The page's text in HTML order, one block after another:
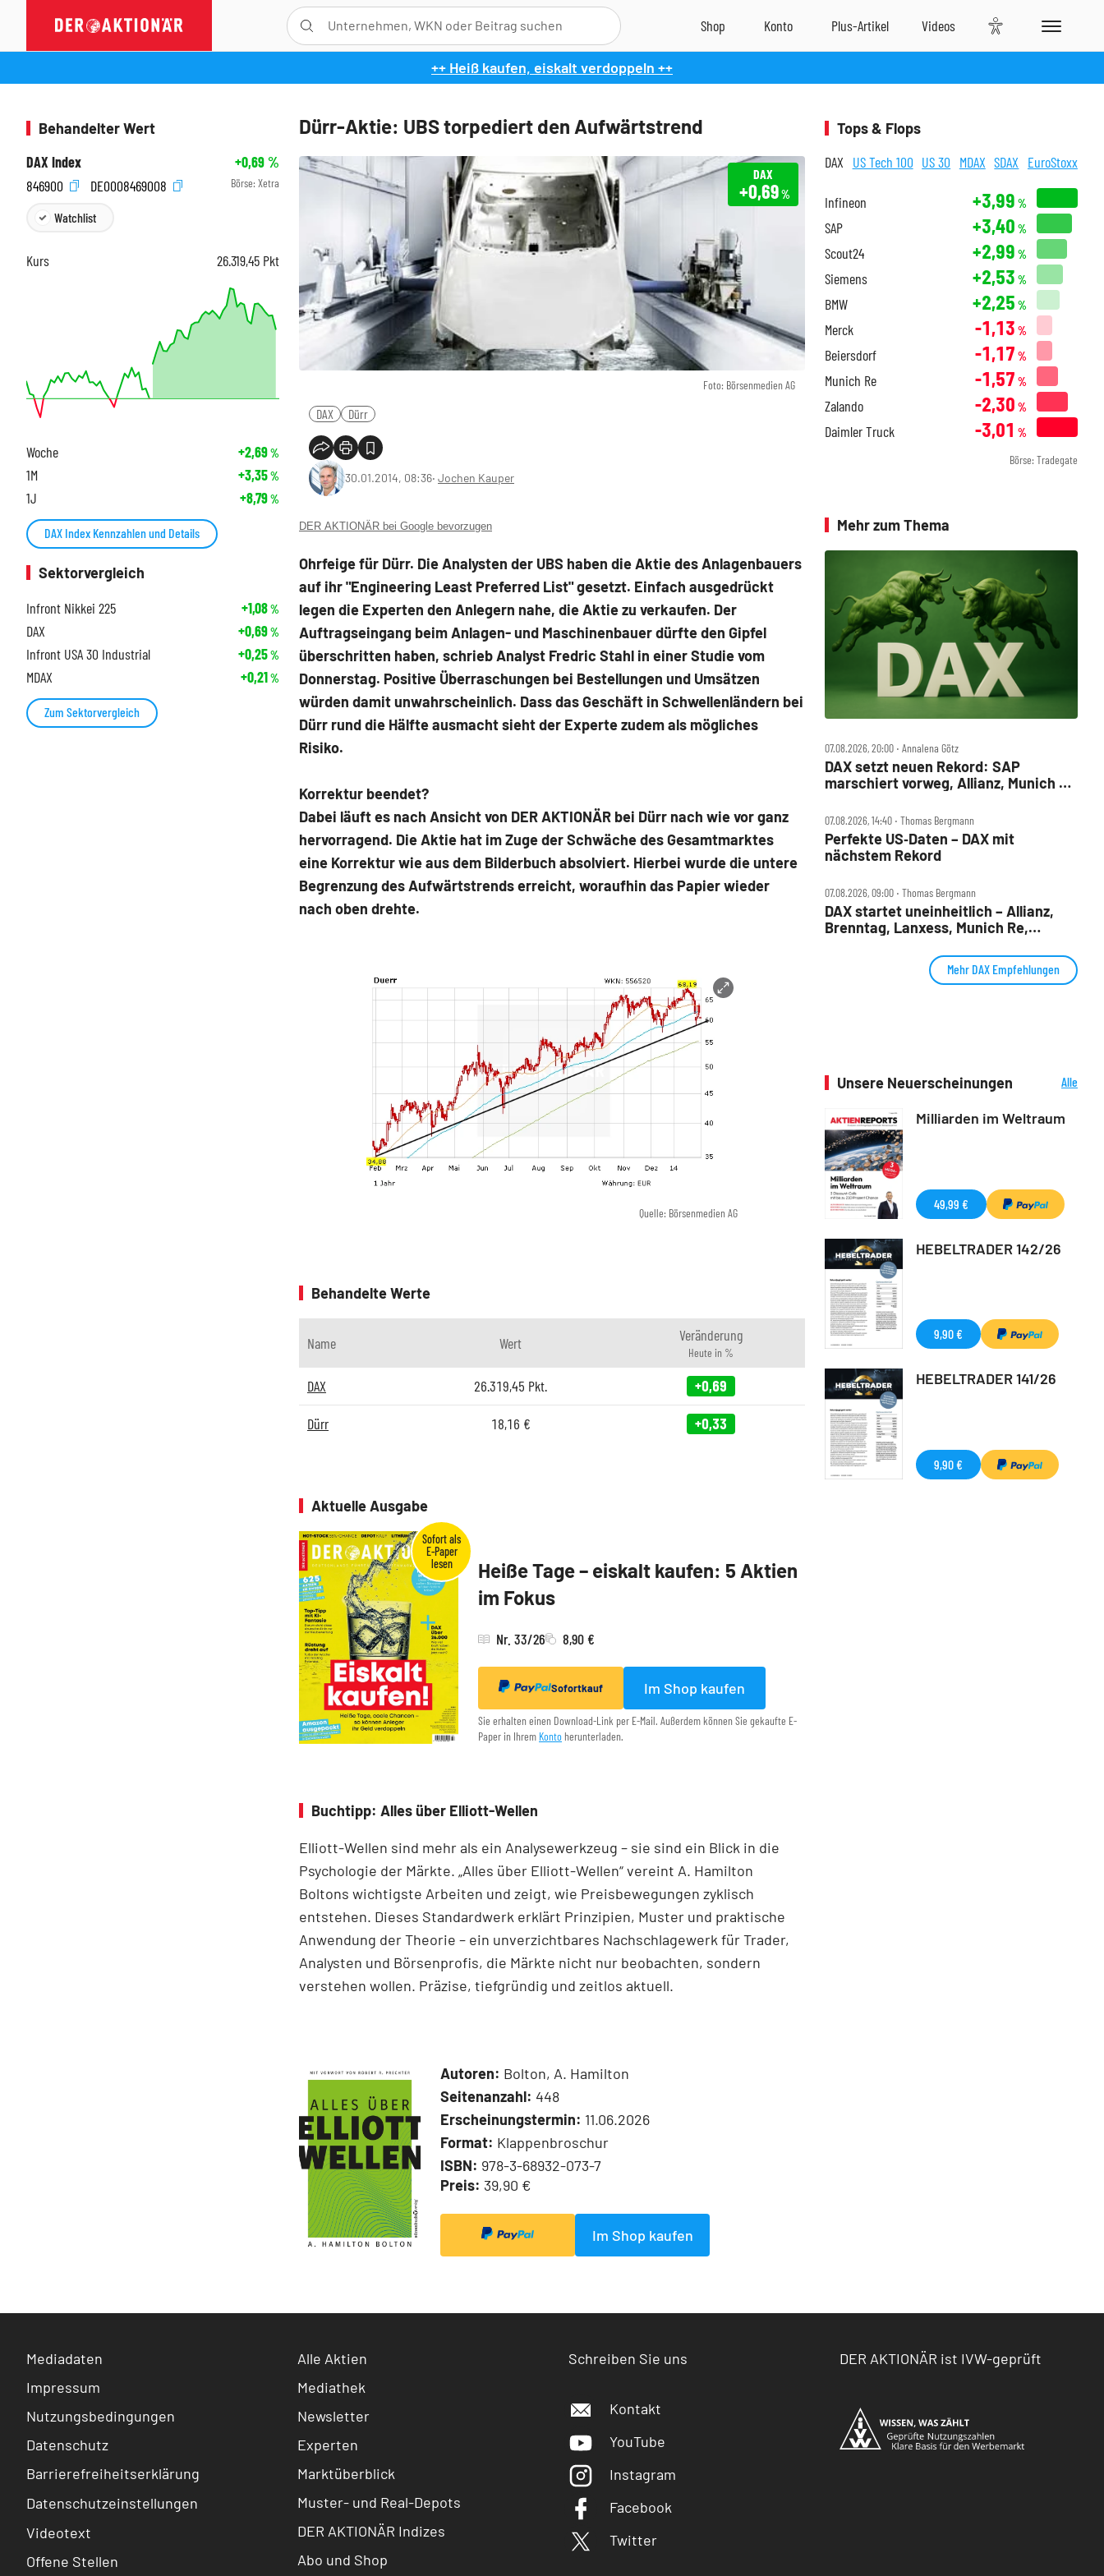
++ Heiß kaufen, eiskalt verdoppeln ++
Dürr-Aktie: UBS torpediert den Aufwärtstrend
Foto: Börsenmedien AG
DAX
+0,69%
DAX Dürr
30.01.2014, 08:36‧ Jochen Kauper
DER AKTIONÄR bei Google bevorzugen
Ohrfeige für Dürr. Die Analysten der UBS haben die Aktie des Anlagenbauers
auf ihr "Engineering Least Preferred List" gesetzt. Einfach ausgedrückt
legen die Experten den Anlegern nahe, die Aktie zu verkaufen. Der
Auftragseingang beim Anlagen- und Maschinenbauer dürfte den Gipfel
überschritten haben, schrieb Analyst Fredric Stahl in einer Studie vom
Donnerstag. Positive Überraschungen bei Bestellungen und Umsätzen
würden damit unwahrscheinlich. Dass das Geschäft in Schwellenländern bei
Dürr rund die Hälfte ausmacht sieht der Experte zudem als mögliches
Risiko.
Korrektur beendet?
Dabei läuft es nach Ansicht von DER AKTIONÄR bei Dürr nach wie vor ganz
hervorragend. Die Aktie hat im Zuge der Schwäche des Gesamtmarktes
eine Korrektur wie aus dem Bilderbuch absolviert. Hierbei wurde die untere
Begrenzung des Aufwärtstrends erreicht, woraufhin das Papier wieder
nach oben drehte.
Quelle: Börsenmedien AG
Behandelte Werte
Name Wert Veränderung
Heute in %
DAX 26.319,45 Pkt. +0,69
Dürr 18,16 € +0,33
Aktuelle Ausgabe
Heiße Tage – eiskalt kaufen: 5 Aktien
im Fokus
Nr. 33/26 8,90 €
Sofortkauf Im Shop kaufen
Sie erhalten einen Download-Link per E-Mail. Außerdem können Sie gekaufte E-
Paper in Ihrem Konto herunterladen.
Buchtipp: Alles über Elliott-Wellen
Elliott-Wellen sind mehr als ein Analysewerkzeug – sie sind ein Blick in die
Psychologie der Märkte. „Alles über Elliott-Wellen“ vereint A. Hamilton
Boltons wichtigste Arbeiten und zeigt, wie Preisbewegungen zyklisch
entstehen. Dieses Standardwerk erklärt Prinzipien, Muster und praktische
Anwendung der Theorie – ein unverzichtbares Nachschlagewerk für Trader,
Analysten und Börsenprofis, die Märkte nicht nur beobachten, sondern
verstehen wollen. Präzise, tiefgründig und zeitlos aktuell.
Autoren: Bolton, A. Hamilton
Seitenanzahl: 448
Erscheinungstermin: 11.06.2026
Format: Klappenbroschur
ISBN: 978-3-68932-073-7
Preis: 39,90 €
Im Shop kaufen
Behandelter Wert
DAX Index
+0,69%
846900
DE0008469008 Börse: Xetra
Watchlist
Kurs 26.319,45 Pkt
Woche +2,69%
1M +3,35%
1J +8,79%
DAX Index Kennzahlen und Details
Sektorvergleich
Infront Nikkei 225
+1,08%
DAX +0,69%
Infront USA 30 Industrial +0,25%
MDAX +0,21%
Zum Sektorvergleich
Tops & Flops
DAX US Tech 100 US 30 MDAX SDAX EuroStoxx
Infineon +3,99 %
SAP +3,40 %
Scout24 +2,99 %
Siemens +2,53 %
BMW +2,25 %
Merck -1,13 %
Beiersdorf -1,17 %
Munich Re -1,57 %
Zalando -2,30 %
Daimler Truck -3,01 %
Börse: Tradegate
Mehr zum Thema
07.08.2026, 20:00 ‧ Annalena Götz
DAX setzt neuen Rekord: SAP
marschiert vorweg, Allianz, Munich Re
07.08.2026, 14:40 ‧ Thomas Bergmann
Perfekte US‑Daten – DAX mit
nächstem Rekord
07.08.2026, 09:00 ‧ Thomas Bergmann
DAX startet uneinheitlich – Allianz,
Brenntag, Lanxess, Munich Re,
Mehr DAX Empfehlungen
Unsere Neuerscheinungen
Alle
Milliarden im Weltraum
49,99 €
HEBELTRADER 142/26
9,90 €
HEBELTRADER 141/26
9,90 €
Mediadaten
Impressum
Nutzungsbedingungen
Datenschutz
Barrierefreiheitserklärung
Datenschutzeinstellungen
Videotext
Offene Stellen
Alle Aktien
Mediathek
Newsletter
Experten
Marktüberblick
Muster- und Real-Depots
DER AKTIONÄR Indizes
Abo und Shop
Schreiben Sie uns
Kontakt
YouTube
Instagram
Facebook
Twitter
DER AKTIONÄR ist IVW-geprüft